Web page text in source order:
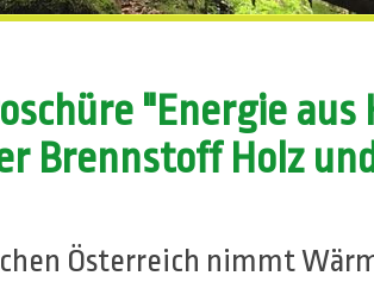
"Energie
Brennstoff Holz
Österreich nimmt